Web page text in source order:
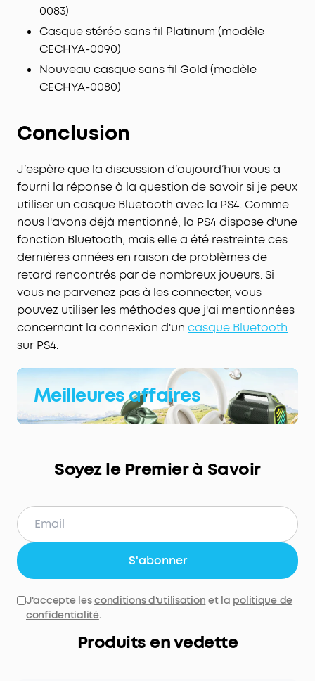
0083)
Casque stéréo sans fil Platinum (modèle
CECHYA-0090)
Nouveau casque sans fil Gold (modèle
CECHYA-0080)
Conclusion
J’espère que la discussion d’aujourd’hui vous a
fourni la réponse à la question de savoir si je peux
utiliser un casque Bluetooth avec la PS4. Comme
nous l'avons déjà mentionné, la PS4 dispose d'une
fonction Bluetooth, mais elle a été restreinte ces
dernières années en raison de problèmes de
retard rencontrés par de nombreux joueurs. Si
vous ne parvenez pas à les connecter, vous
pouvez utiliser les méthodes que j'ai mentionnées
concernant la connexion d'un casque Bluetooth
sur PS4.
Meilleures affaires
Soyez le Premier à Savoir
S'abonner
J'accepte lesconditions d'utilisation et la politique de
confidentialité.
Produits en vedette